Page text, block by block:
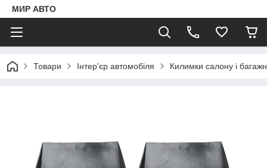
МИР АВТО
Товари Інтер'єр автомобіля Килимки салону і